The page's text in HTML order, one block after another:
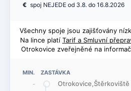
MIN. ZASTÁVKA
-
€ spoj NEJEDE od 3.8. do 16.8.2026
Všechny spoje jsou zajišťovány
Na lince platí Tarif a Smluvní
Otrokovice zveřejněné na